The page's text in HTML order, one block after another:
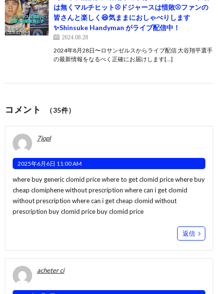
は無くマルチヒット⚾️ドジャースは惜敗⚾️ファンの
皆さんと楽しく😆気ままにおしゃべりします
✨Shinsuke Handyman がライブ配信中！
2024.08.28
2024年8月28日〜ロサンゼルスからライブ配信 大谷翔平選手
の最新情報をなるべく正確にお届けします[…]
コメント （35件）
7jopl
2025年6月6日 11:00 AM
where buy generic clomid price where to get clomid price where buy
cheap clomiphene without prescription where can i get clomid
without prescription where can i get cheap clomid without
prescription buy clomid price buy clomid price
返信
acheter ci